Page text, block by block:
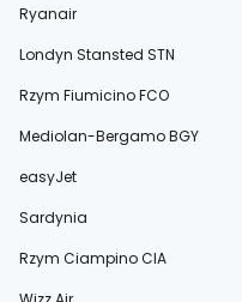
Ryanair
Londyn Stansted STN
Rzym Fiumicino FCO
Mediolan-Bergamo BGY
easyJet
Sardynia
Rzym Ciampino CIA